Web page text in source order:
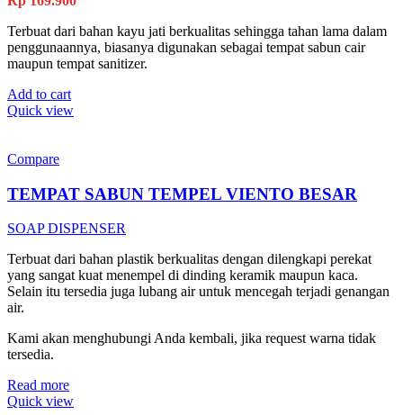
Terbuat dari bahan kayu jati berkualitas sehingga tahan lama dalam
penggunaannya, biasanya digunakan sebagai tempat sabun cair
maupun tempat sanitizer.
Add to cart
Quick view
Compare
TEMPAT SABUN TEMPEL VIENTO BESAR
SOAP DISPENSER
Terbuat dari bahan plastik berkualitas dengan dilengkapi perekat
yang sangat kuat menempel di dinding keramik maupun kaca.
Selain itu tersedia juga lubang air untuk mencegah terjadi genangan
air.
Kami akan menghubungi Anda kembali, jika request warna tidak
tersedia.
Read more
Quick view